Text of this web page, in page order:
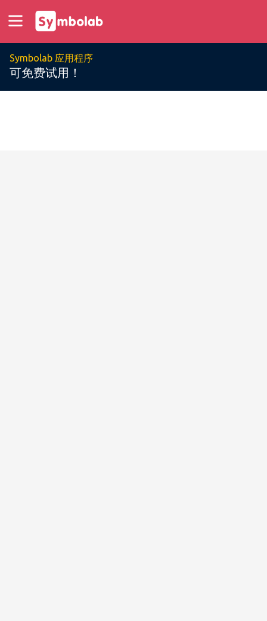
Symbolab 应用程序
可免费试用！